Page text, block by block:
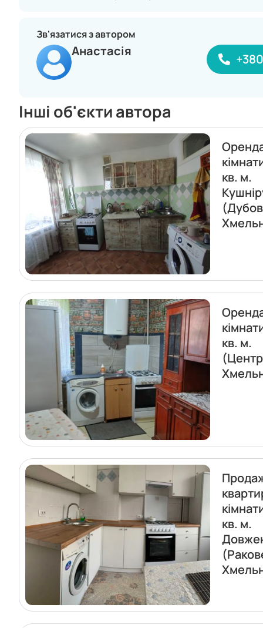
Зв'язатися з автором
Анастасія
Інші об'єкти автора
кв. м.
кв. м.
кв. м.